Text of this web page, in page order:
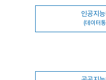
인공지
(데이터